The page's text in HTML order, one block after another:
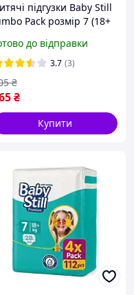
підгузки Baby Still
Pack розмір 7 (18+
до відправки
3.7 (3)
₴
₴
Купити